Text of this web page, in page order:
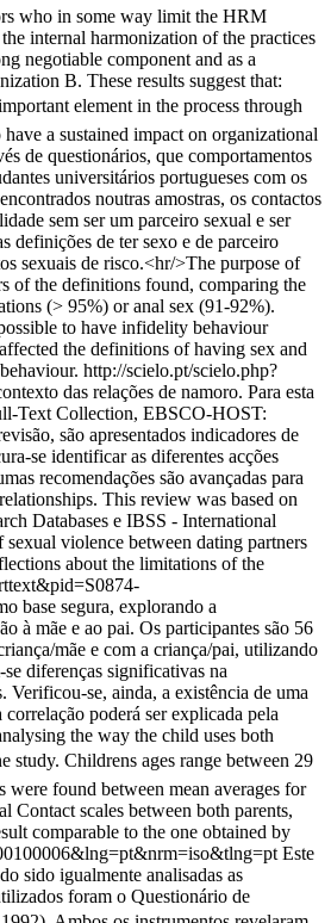
who in some way limit the HRM
internal harmonization of the practices
negotiable component and as a
B. These results suggest that:
element in the process through
a sustained impact on organizational
de questionários, que comportamentos
universitários portugueses com os
noutras amostras, os contactos
sem ser um parceiro sexual e ser
definições de ter sexo e de parceiro
sexuais de risco.<hr/>The purpose of
of the definitions found, comparing the
(> 95%) or anal sex (91-92%).
to have infidelity behaviour
the definitions of having sex and
http://scielo.pt/scielo.php?
das relações de namoro. Para esta
Text Collection, EBSCO-HOST:
são apresentados indicadores de
se identificar as diferentes acções
recomendações são avançadas para
This review was based on
Databases e IBSS - International
violence between dating partners
about the limitations of the
base segura, explorando a
à mãe e ao pai. Os participantes são 56
mãe e com a criança/pai, utilizando
diferenças significativas na
Verificou-se, ainda, a existência de uma
poderá ser explicada pela
the way the child uses both
Childrens ages range between 29
found between mean averages for
Contact scales between both parents,
comparable to the one obtained by
Este
sido igualmente analisadas as
foram o Questionário de